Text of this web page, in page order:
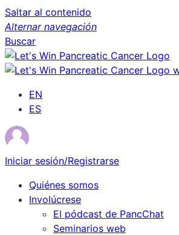
Saltar al contenido
Alternar navegación
Buscar
EN
ES
Iniciar sesión/Registrarse
Quiénes somos
Involúcrese
El pódcast de PancChat
Seminarios web